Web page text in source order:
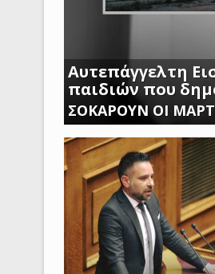
Αυτεπάγγελτη
παιδιών που
ΣΟΚΑΡΟΥΝ ΟΙ
ΑΣΠΡΟΠΥΡΓΟΥ